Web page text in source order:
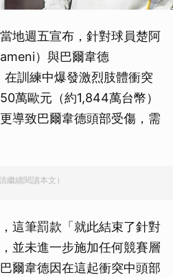
地週五宣布，針對球員楚阿
）與巴爾韋德
在訓練中爆發激烈肢體衝突
萬歐元（約1,844萬台幣）
導致巴爾韋德頭部受傷，需
繼續閱讀本文）
這筆罰款「就此結束了針對
並未進一步施加任何競賽層
爾韋德因在這起衝突中頭部